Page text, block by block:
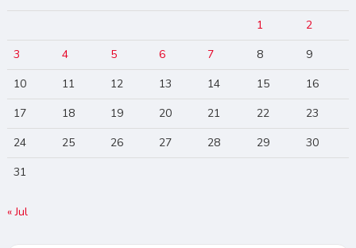
1
2
3
4 5 6 7 8
9
10
11 12 13 14 15
16
17
18 19 20 21 22
23
24
25 26 27 28 29
30
31
« Jul